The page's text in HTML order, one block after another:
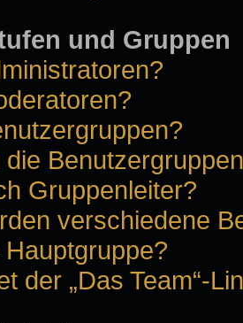
und Gruppen
Gruppenleiter?
verschiedene
der „Das Team“-